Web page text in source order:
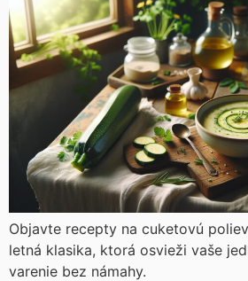
Objavte recepty na cuketovú
letná klasika, ktorá osvieži vaše
varenie bez námahy.